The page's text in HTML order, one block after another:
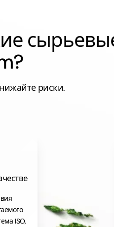
риски.
ISO,